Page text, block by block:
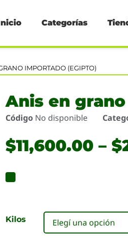
Categorías
IMPORTADO (EGIPTO)
Anis en
Código No disponible
$11,600.00 – $
Kilos